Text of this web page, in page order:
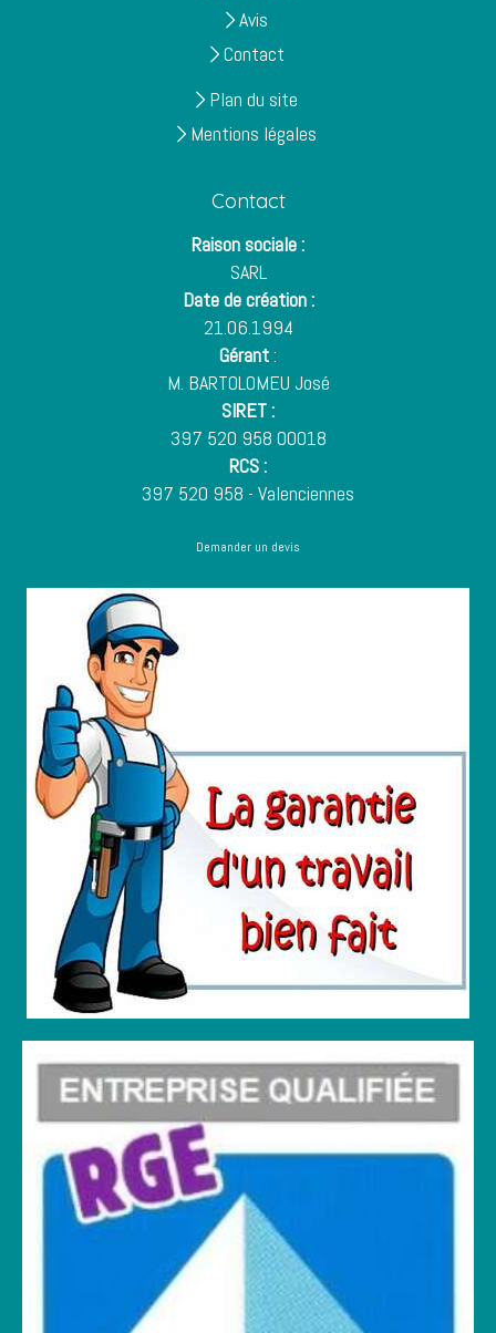
Avis
Contact
Plan du site
Mentions légales
Contact
Raison sociale :
SARL
Date de création :
21.06.1994
Gérant:
M. BARTOLOMEU José
SIRET :
397 520 958 00018
RCS :
397 520 958 - Valenciennes
Demander un devis